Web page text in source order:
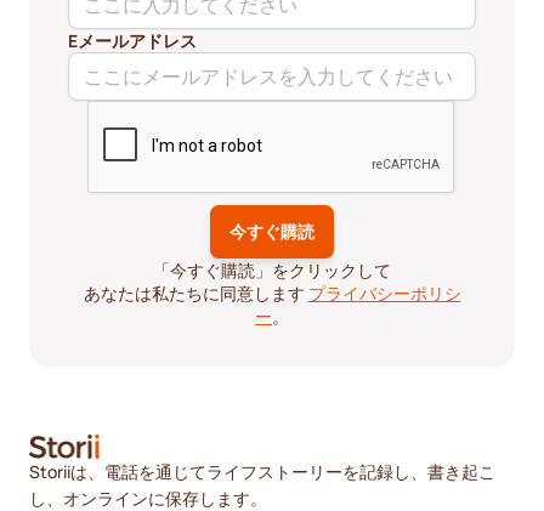
Eメールアドレス
「今すぐ購読」をクリックして
あなたは私たちに同意します プライバシーポリシ
ー。
Storiiは、電話を通じてライフストーリーを記録し、書き起こ
し、オンラインに保存します。